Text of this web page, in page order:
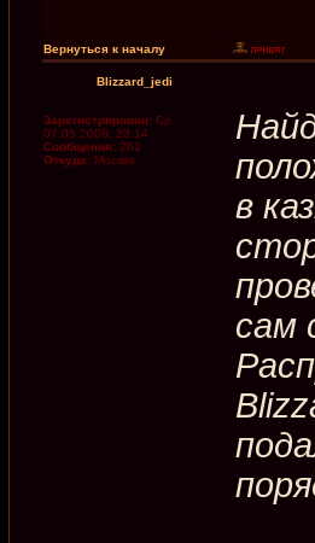
Вернуться к началу
Blizzard_jedi
Зарегистрирован: Ср
07.05.2008, 23:14
Сообщения: 261
Откуда: Москва
в
сам